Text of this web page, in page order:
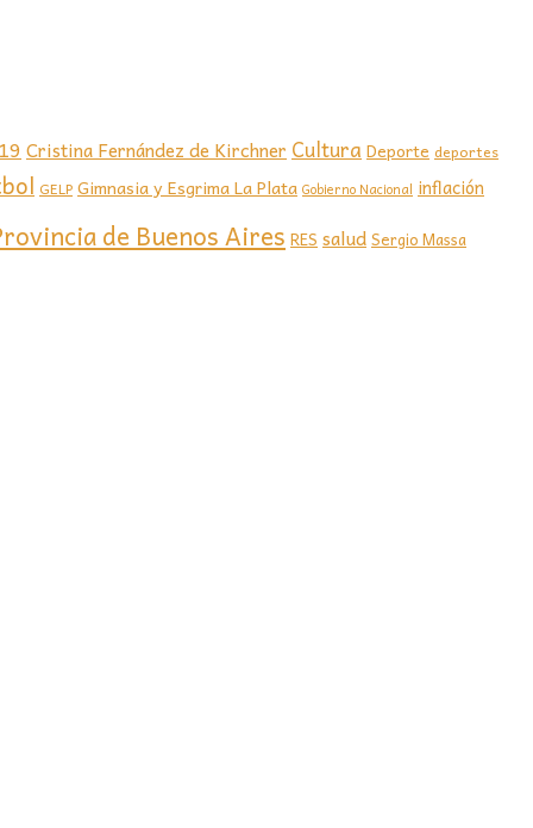
Cristina Fernández de Kirchner Cultura Deporte deportes
GELP Gimnasia y Esgrima La Plata Gobierno Nacional inflación
de Buenos Aires RES saludSergio Massa